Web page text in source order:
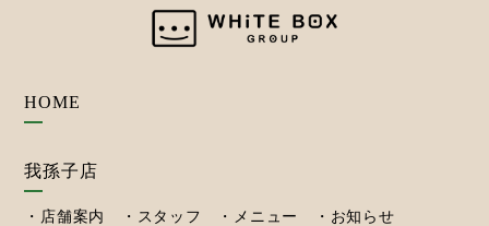
HOME
我孫子店
店舗案内 スタッフ メニュー
お知らせ